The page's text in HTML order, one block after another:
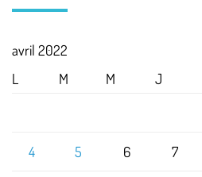
avril 2022
L
M M J
4 5 6 7